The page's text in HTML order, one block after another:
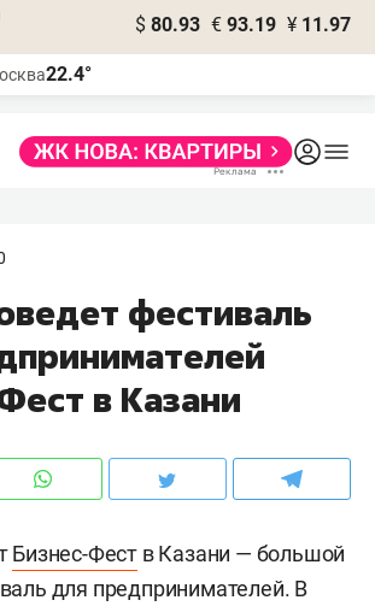
$ 80.93 € 93.19 ¥ 11.97
22.4°
фестиваль
в Казани
Бизнес-Фест в Казани — большой
для предпринимателей. В